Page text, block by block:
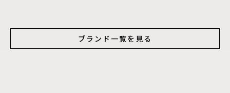
ブランド一覧を見る